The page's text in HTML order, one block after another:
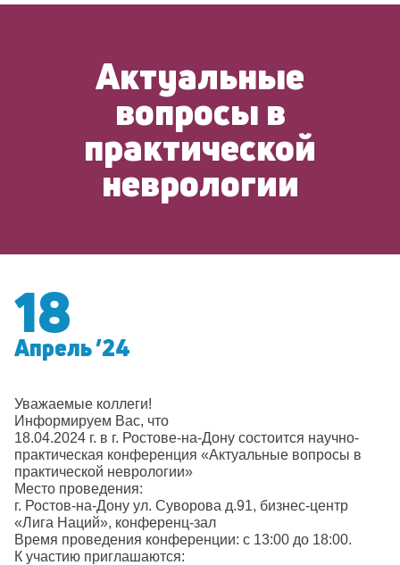
Актуальные
вопросы в
практической
неврологии
18
Апрель ’24
Уважаемые коллеги!
Информируем Вас, что
18.04.2024 г. в г. Ростове-на-Дону состоится научно-
практическая конференция «Актуальные вопросы в
практической неврологии»
Место проведения:
г. Ростов-на-Дону ул. Суворова д.91, бизнес-центр
«Лига Наций», конференц-зал
Время проведения конференции: с 13:00 до 18:00.
К участию приглашаются: